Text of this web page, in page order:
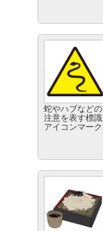
蛇やハブなどの
注意を表す標識
アイコンマーク